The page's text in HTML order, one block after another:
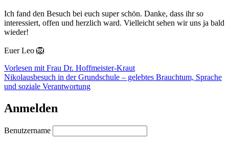
Ich fand den Besuch bei euch super schön. Danke, dass ihr so
interessiert, offen und herzlich ward. Vielleicht sehen wir uns ja bald
wieder!
Euer Leo 🦁
Beitragsnavigation
Vorlesen mit Frau Dr. Hoffmeister-Kraut
Nikolausbesuch in der Grundschule – gelebtes Brauchtum, Sprache
und soziale Verantwortung
Anmelden
Benutzername